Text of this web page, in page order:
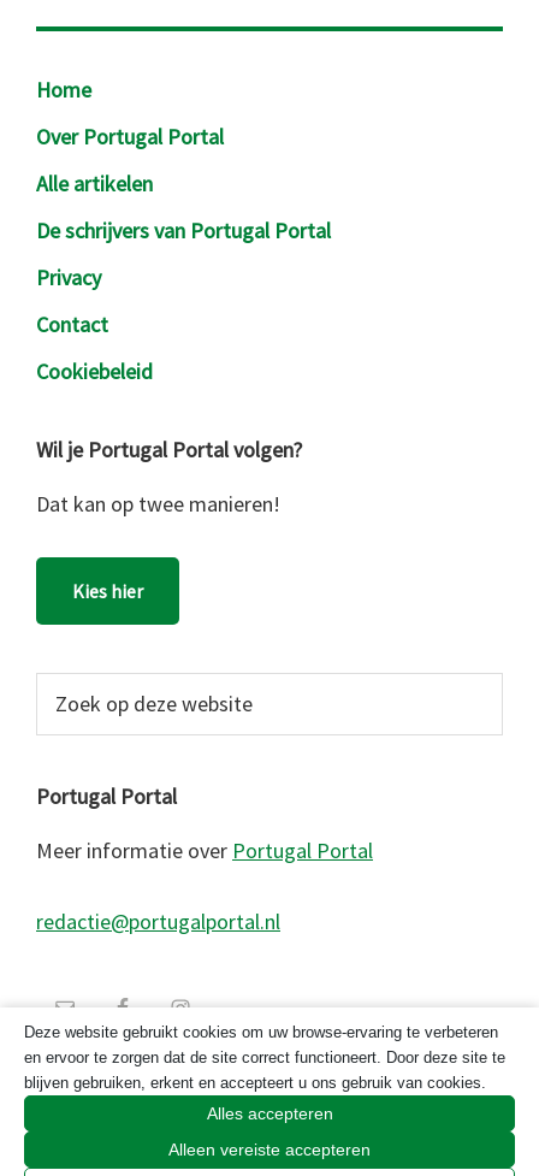
Footer
Home
Over Portugal Portal
Alle artikelen
De schrijvers van Portugal Portal
Privacy
Contact
Cookiebeleid
Wil je Portugal Portal volgen?
Dat kan op twee manieren!
Kies hier
website
Portugal Portal
Meer informatie over Portugal Portal
redactie@portugalportal.nl
© 2026 Copyright Portugal Portal 2023
Deze website gebruikt cookies om uw browse-ervaring te verbeteren
en ervoor te zorgen dat de site correct functioneert. Door deze site te
blijven gebruiken, erkent en accepteert u ons gebruik van cookies.
Alles accepteren
Alleen vereiste accepteren